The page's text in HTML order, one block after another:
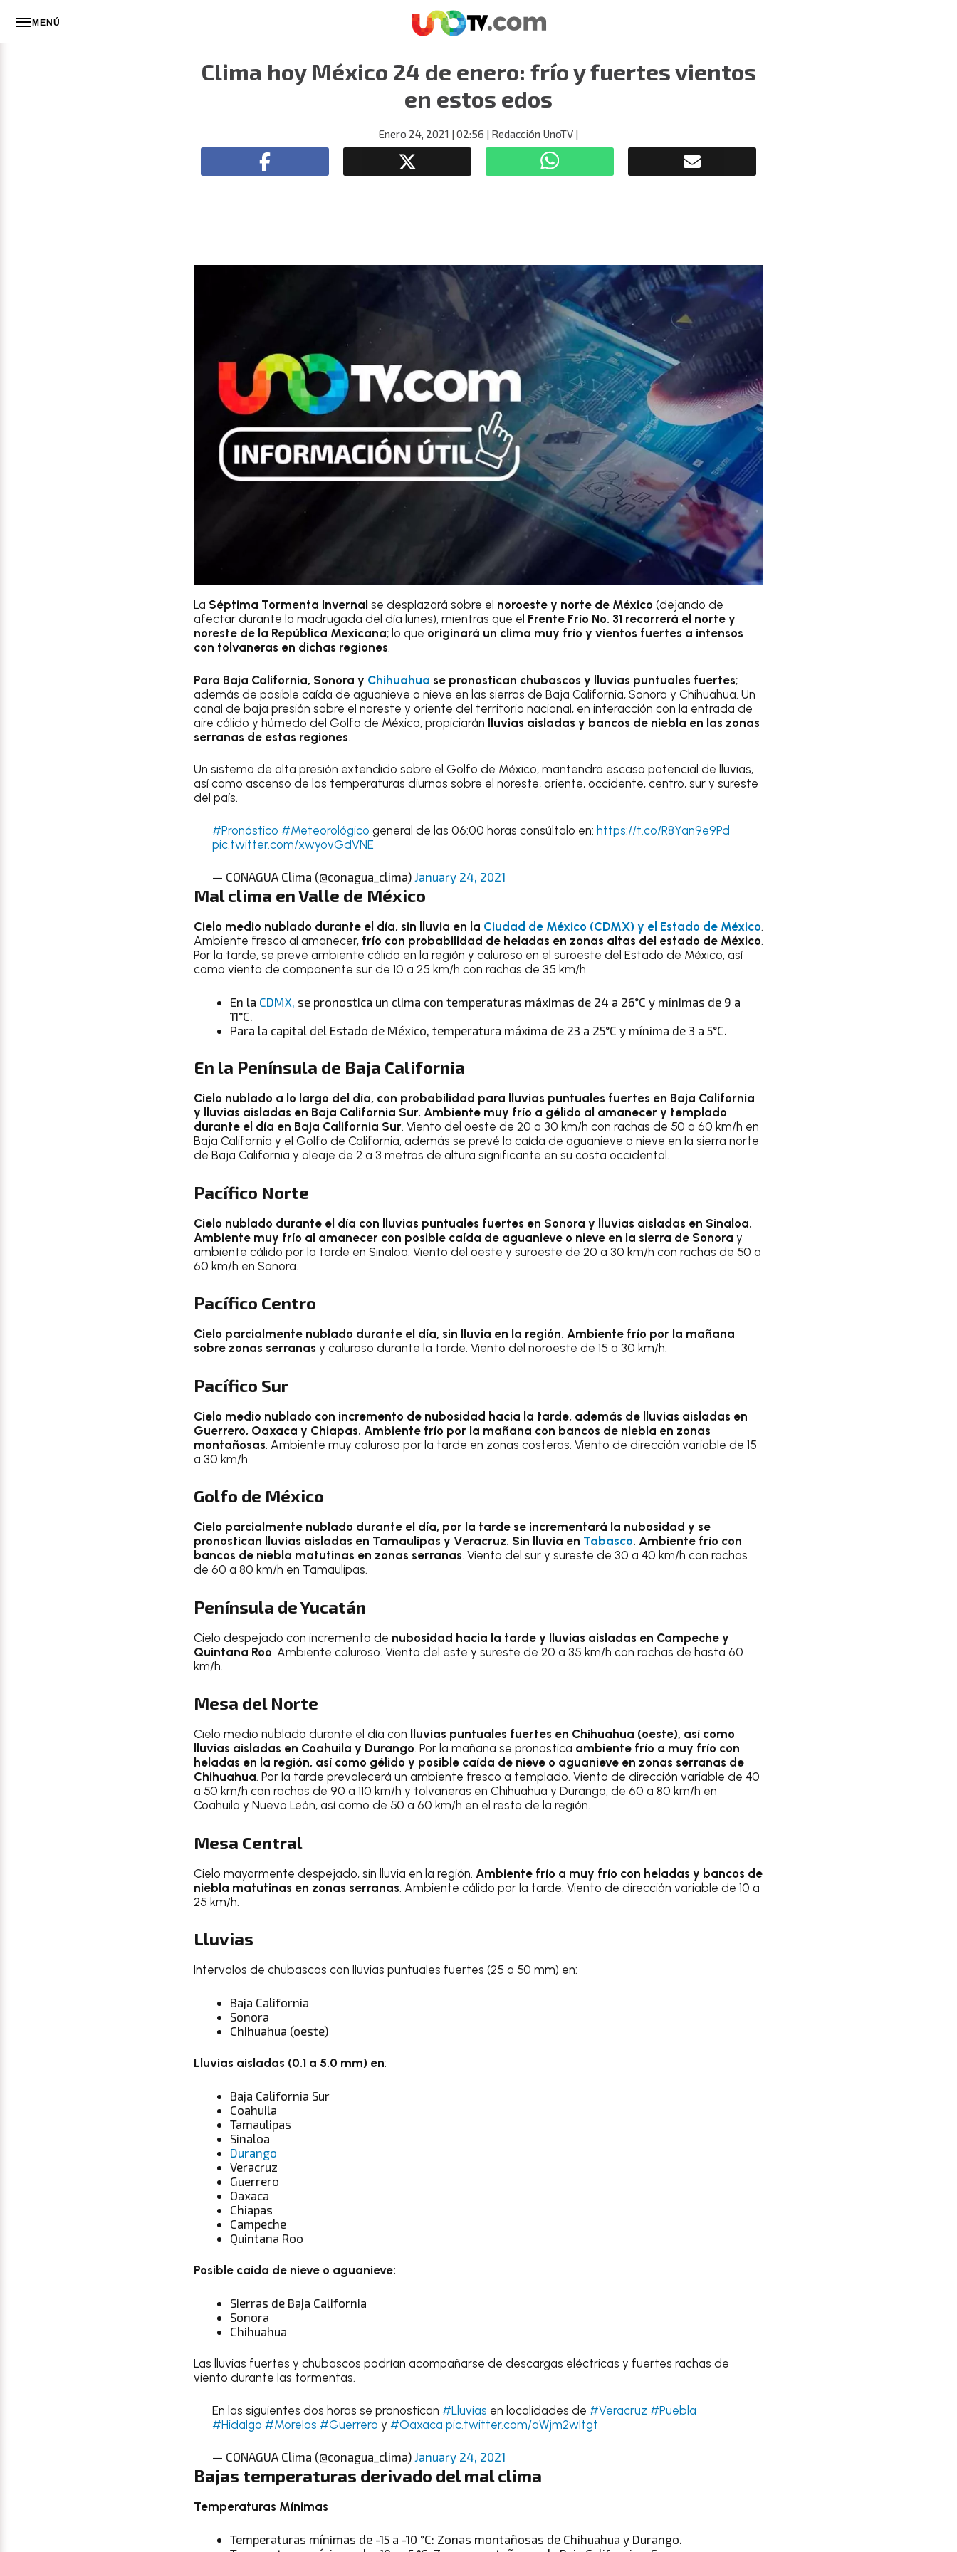
MENÚ
Clima hoy México 24 de enero: frío y fuertes vientos
en estos edos
Enero 24, 2021 | 02:56 | Redacción UnoTV |
La Séptima Tormenta Invernal se desplazará sobre el noroeste y norte de México (dejando de
afectar durante la madrugada del día lunes), mientras que el Frente Frío No. 31 recorrerá el norte y
noreste de la República Mexicana; lo que originará un clima muy frío y vientos fuertes a intensos
con tolvaneras en dichas regiones.
Para Baja California, Sonora y Chihuahua se pronostican chubascos y lluvias puntuales fuertes;
además de posible caída de aguanieve o nieve en las sierras de Baja California, Sonora y Chihuahua. Un
canal de baja presión sobre el noreste y oriente del territorio nacional, en interacción con la entrada de
aire cálido y húmedo del Golfo de México, propiciarán lluvias aisladas y bancos de niebla en las zonas
serranas de estas regiones.
Un sistema de alta presión extendido sobre el Golfo de México, mantendrá escaso potencial de lluvias,
así como ascenso de las temperaturas diurnas sobre el noreste, oriente, occidente, centro, sur y sureste
del país.
#Pronóstico #Meteorológico general de las 06:00 horas consúltalo en: https://t.co/R8Yan9e9Pd
pic.twitter.com/xwyovGdVNE
— CONAGUA Clima (@conagua_clima) January 24, 2021
Mal clima en Valle de México
Cielo medio nublado durante el día, sin lluvia en la Ciudad de México (CDMX) y el Estado de México.
Ambiente fresco al amanecer, frío con probabilidad de heladas en zonas altas del estado de México.
Por la tarde, se prevé ambiente cálido en la región y caluroso en el suroeste del Estado de México, así
como viento de componente sur de 10 a 25 km/h con rachas de 35 km/h.
En la CDMX, se pronostica un clima con temperaturas máximas de 24 a 26°C y mínimas de 9 a
11°C.
Para la capital del Estado de México, temperatura máxima de 23 a 25°C y mínima de 3 a 5°C.
En la Península de Baja California
Cielo nublado a lo largo del día, con probabilidad para lluvias puntuales fuertes en Baja California
y lluvias aisladas en Baja California Sur. Ambiente muy frío a gélido al amanecer y templado
durante el día en Baja California Sur. Viento del oeste de 20 a 30 km/h con rachas de 50 a 60 km/h en
Baja California y el Golfo de California, además se prevé la caída de aguanieve o nieve en la sierra norte
de Baja California y oleaje de 2 a 3 metros de altura significante en su costa occidental.
Pacífico Norte
Cielo nublado durante el día con lluvias puntuales fuertes en Sonora y lluvias aisladas en Sinaloa.
Ambiente muy frío al amanecer con posible caída de aguanieve o nieve en la sierra de Sonora y
ambiente cálido por la tarde en Sinaloa. Viento del oeste y suroeste de 20 a 30 km/h con rachas de 50 a
60 km/h en Sonora.
Pacífico Centro
Cielo parcialmente nublado durante el día, sin lluvia en la región. Ambiente frío por la mañana
sobre zonas serranas y caluroso durante la tarde. Viento del noroeste de 15 a 30 km/h.
Pacífico Sur
Cielo medio nublado con incremento de nubosidad hacia la tarde, además de lluvias aisladas en
Guerrero, Oaxaca y Chiapas. Ambiente frío por la mañana con bancos de niebla en zonas
montañosas. Ambiente muy caluroso por la tarde en zonas costeras. Viento de dirección variable de 15
a 30 km/h.
Golfo de México
Cielo parcialmente nublado durante el día, por la tarde se incrementará la nubosidad y se
pronostican lluvias aisladas en Tamaulipas y Veracruz. Sin lluvia en Tabasco. Ambiente frío con
bancos de niebla matutinas en zonas serranas. Viento del sur y sureste de 30 a 40 km/h con rachas
de 60 a 80 km/h en Tamaulipas.
Península de Yucatán
Cielo despejado con incremento de nubosidad hacia la tarde y lluvias aisladas en Campeche y
Quintana Roo. Ambiente caluroso. Viento del este y sureste de 20 a 35 km/h con rachas de hasta 60
km/h.
Mesa del Norte
Cielo medio nublado durante el día con
lluvias puntuales fuertes en Chihuahua (oeste), así como
lluvias aisladas en Coahuila y Durango. Por la mañana se pronostica ambiente frío a muy frío con
heladas en la región, así como gélido y posible caída de nieve o aguanieve en zonas serranas de
Chihuahua. Por la tarde prevalecerá un ambiente fresco a templado. Viento de dirección variable de 40
a 50 km/h con rachas de 90 a 110 km/h y tolvaneras en Chihuahua y Durango; de 60 a 80 km/h en
Coahuila y Nuevo León, así como de 50 a 60 km/h en el resto de la región.
Mesa Central
Cielo mayormente despejado, sin lluvia en la región. Ambiente frío a muy frío con heladas y bancos de
niebla matutinas en zonas serranas. Ambiente cálido por la tarde. Viento de dirección variable de 10 a
25 km/h.
Lluvias
Intervalos de chubascos con lluvias puntuales fuertes (25 a 50 mm) en:
Baja California
Sonora
Chihuahua (oeste)
Lluvias aisladas (0.1 a 5.0 mm) en:
Baja California Sur
Coahuila
Tamaulipas
Sinaloa
Durango
Veracruz
Guerrero
Oaxaca
Chiapas
Campeche
Quintana Roo
Posible caída de nieve o aguanieve:
Sierras de Baja California
Sonora
Chihuahua
Las lluvias fuertes y chubascos podrían acompañarse de descargas eléctricas y fuertes rachas de
viento durante las tormentas.
En las siguientes dos horas se pronostican #Lluvias en localidades de #Veracruz #Puebla
#Hidalgo #Morelos #Guerrero y #Oaxaca pic.twitter.com/aWjm2wltgt
— CONAGUA Clima (@conagua_clima) January 24, 2021
Bajas temperaturas derivado del mal clima
Temperaturas Mínimas
Temperaturas mínimas de -15 a -10 °C: Zonas montañosas de Chihuahua y Durango.